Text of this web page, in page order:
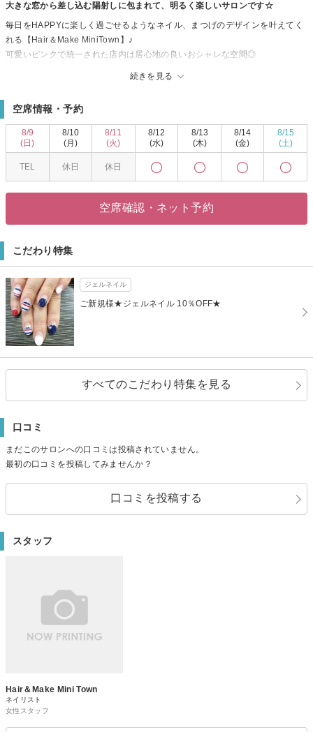
大きな窓から差し込む陽射しに包まれて、明るく楽しいサロンです☆
続きを見る
毎日をHAPPYに楽しく過ごせるようなネイル、まつげのデザインを叶えてく
れる【Hair＆Make MiniTown】♪
可愛いピンクで統一された店内は居心地の良いおシャレな空間◎
空席情報・予約
8/9
(日)
TEL
8/10
(月)
休日
8/11
(火)
休日
8/12
(水)
8/13
(木)
8/14
(金)
8/15
(土)
空席確認・ネット予約
こだわり特集
ジェルネイル
ご新規様★ジェルネイル 10％OFF★
すべてのこだわり特集を見る
口コミ
まだこのサロンへの口コミは投稿されていません。
最初の口コミを投稿してみませんか？
口コミを投稿する
スタッフ
Hair＆Make Mini Town
ネイリスト
女性スタッフ